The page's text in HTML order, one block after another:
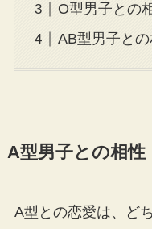
O型男子との
AB型男子と
A型男子との相性
A型との恋愛は、ど